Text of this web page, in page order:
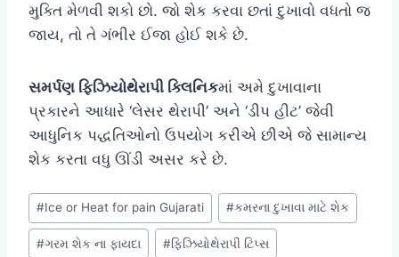
મુક્તિ મેળવી શકો છો. જો શેક કરવા છતાં દુખાવો વધતો જ
જાય, તો તે ગંભીર ઈજા હોઈ શકે છે.
સમર્પણ ફિઝિયોથેરાપી ક્લિનિકમાં અમે દુખાવાના
પ્રકારને આધારે ‘લેસર થેરાપી’ અને ‘ડીપ હીટ’ જેવી
આધુનિક પદ્ધતિઓનો ઉપયોગ કરીએ છીએ જે સામાન્ય
શેક કરતા વધુ ઊંડી અસર કરે છે.
Post
Tags:
#Ice or Heat for pain Gujarati #કમરના દુખાવા માટે શેક
#ગરમ શેક ના ફાયદા #ફિઝિયોથેરાપી ટિપ્સ